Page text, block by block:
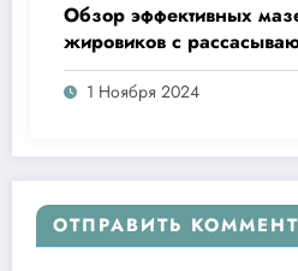
Обзор эффективных
жировиков с
1 Ноября 2024
ОТПРАВИТЬ